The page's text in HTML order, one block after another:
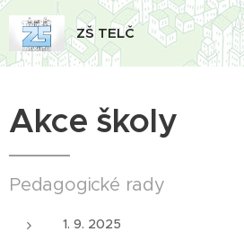
ZŠ TELČ
Akce školy
Pedagogické rady
1. 9. 2025